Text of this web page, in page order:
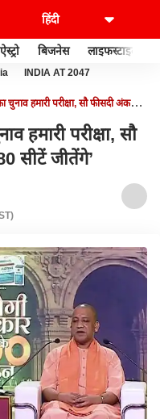
ऐस्ट्रो बिजनेस लाइफस्टाइल
INDIA AT 2047
चुनाव हमारी परीक्षा, सौ फीसदी अंक
हमारी परीक्षा, सौ
सीटें जीतेंगे’